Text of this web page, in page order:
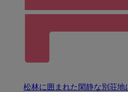
松林に囲まれた閑静な別荘